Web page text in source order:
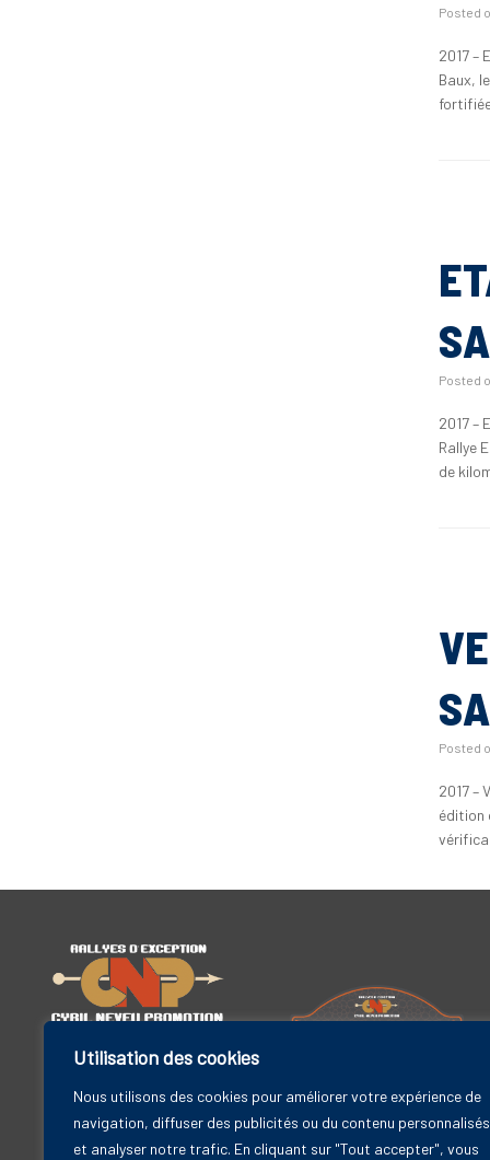
Utilisation des cookies
Nous utilisons des cookies pour améliorer votre expérience de
navigation, diffuser des publicités ou du contenu personnalisés
et analyser notre trafic. En cliquant sur "Tout accepter", vous
Posted
2017 –
Baux,
Posted
2017 –
Rallye
de
Posted
2017 –
édition
Cyril Neveu Promotion
92800 Puteaux – FRANCE
Rallye Maroc Classic
6-11 avril 2025